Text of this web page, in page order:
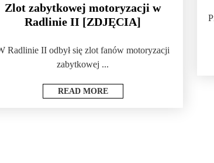
Zlot zabytkowej motoryzacji w
Radlinie II [ZDJĘCIA]
Radlinie II odbył się zlot fanów motoryzacji
zabytkowej ...
READ MORE